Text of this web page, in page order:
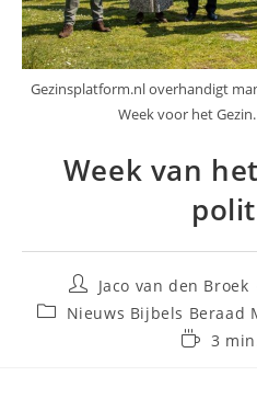
Gezinsplatform.nl overhandigt
Week voor het
Week van
Jaco van den Broek
Nieuws Bijbels Beraad
3